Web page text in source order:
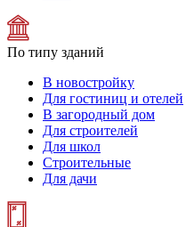
По типу зданий
В новостройку
Для гостиниц и отелей
В загородный дом
Для строителей
Для школ
Строительные
Для дачи